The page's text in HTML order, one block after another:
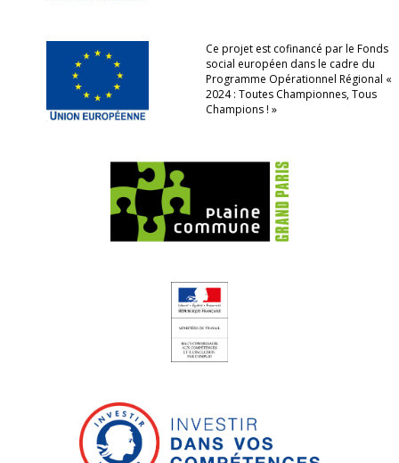
Ce projet est cofinancé par le Fonds
social européen dans le cadre du
Programme Opérationnel Régional «
2024 : Toutes Championnes, Tous
Champions ! »